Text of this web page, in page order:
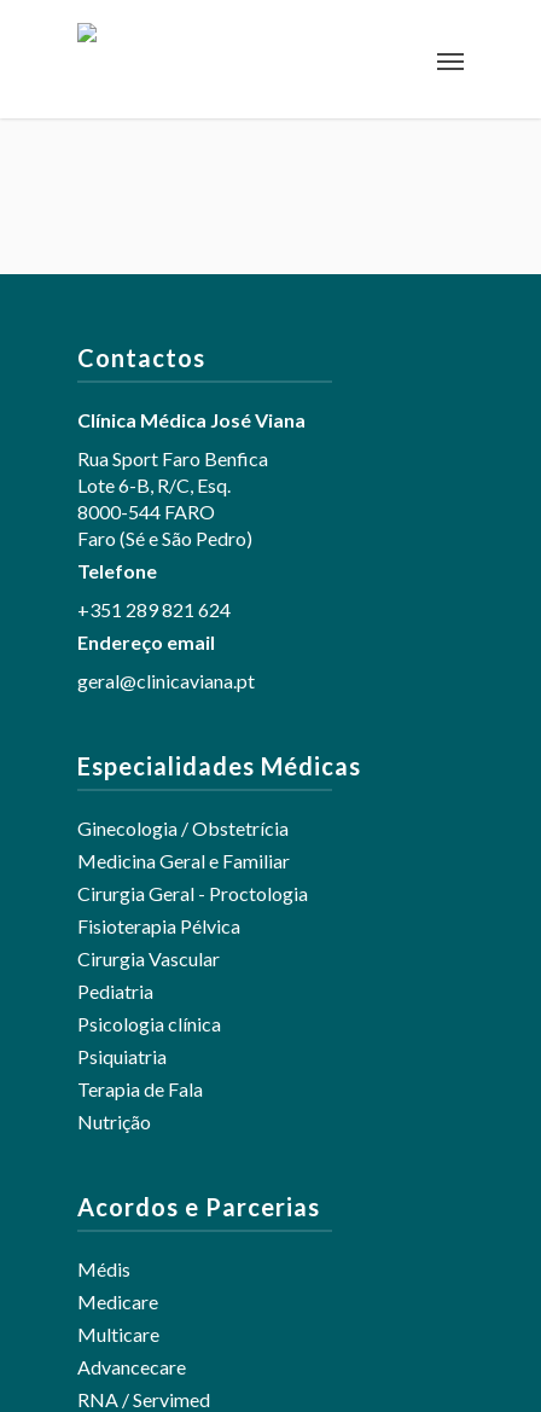
Contactos
Clínica Médica José Viana
Rua Sport Faro Benfica
Lote 6-B, R/C, Esq.
8000-544 FARO
Faro (Sé e São Pedro)
Telefone
+351 289 821 624
Endereço email
geral@clinicaviana.pt
Especialidades Médicas
Ginecologia / Obstetrícia
Medicina Geral e Familiar
Cirurgia Geral - Proctologia
Fisioterapia Pélvica
Cirurgia Vascular
Pediatria
Psicologia clínica
Psiquiatria
Terapia de Fala
Nutrição
Acordos e Parcerias
Médis
Medicare
Multicare
Advancecare
RNA / Servimed